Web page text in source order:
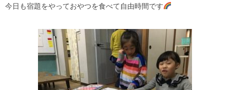
今日も宿題をやっておやつを食べて自由時間です